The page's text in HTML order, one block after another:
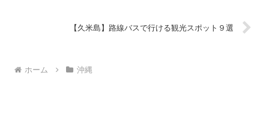
【久米島】路線バスで行ける観光スポット９選
ホーム 沖縄